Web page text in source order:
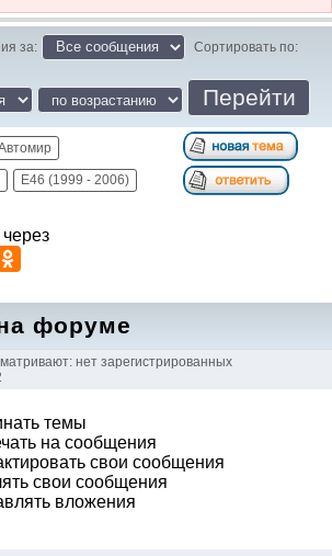
за: Сортировать по:
E46 (1999 - 2006)
форуме
нет зарегистрированных
темы
на сообщения
свои сообщения
свои сообщения
вложения